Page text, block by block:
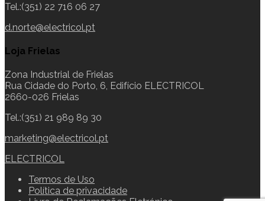
Tel.:(351) 22 716 06 27
d.norte@electricol.pt
Loja Frielas
Zona Industrial de Frielas
Rua Cidade do Porto, 6, Edifício ELECTRICOL
2660-026 Frielas
Tel.:(351) 21 989 89 30
marketing@electricol.pt
ELECTRICOL
Termos de Uso
Política de privacidade